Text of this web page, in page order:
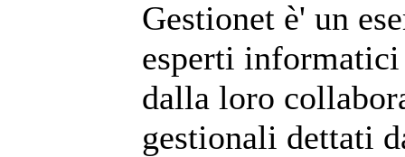
Gestionet è' un
esperti
dalla loro
gestionali dettati